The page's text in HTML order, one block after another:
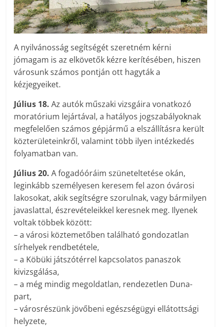
A nyilvánosság segítségét szeretném kérni
jómagam is az elkövetők kézre kerítésében, hiszen
városunk számos pontján ott hagyták a
kézjegyeiket.
Július 18.Az autók műszaki vizsgáira vonatkozó
moratórium lejártával, a hatályos jogszabályoknak
megfelelően számos gépjármű a elszállításra került
közterületeinkről, valamint több ilyen intézkedés
folyamatban van.
Július 20.A fogadóóráim szüneteltetése okán,
leginkább személyesen keresem fel azon óvárosi
lakosokat, akik segítségre szorulnak, vagy bármilyen
javaslattal, észrevételeikkel keresnek meg. Ilyenek
voltak többek között:
– a városi köztemetőben található gondozatlan
sírhelyek rendbetétele,
– a Köbüki játszótérrel kapcsolatos panaszok
kivizsgálása,
– a még mindig megoldatlan, rendezetlen Duna-
part,
– városrészünk jövőbeni egészségügyi ellátottsági
helyzete,